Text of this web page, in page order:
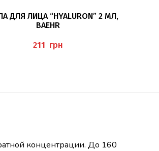
В КОРЗИНУ
ДЛЯ ЛИЦА “HYALURON” 2 МЛ,
BAEHR
грн
концентрации. До 160